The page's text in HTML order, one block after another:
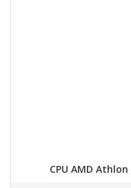
CPU AMD Athlon